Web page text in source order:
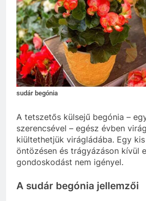
sudár begónia
A tetszetős külsejű begónia –
szerencsével – egész évben
kiültethetjük virágládába. Egy
öntözésen és trágyázáson kívül
gondoskodást nem igényel.
A sudár begónia jellemzői